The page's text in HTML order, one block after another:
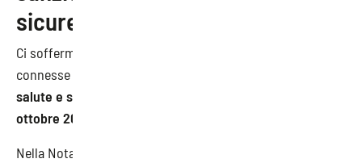
sicurezza
Ci soffermiamo brevemente anche sulle indicazioni
connesse alla
salute e sicurezza sul lavoro
ottobre 2023, prot. n. 724.
Nella Nota si indica che il Ministero del Lavoro e delle